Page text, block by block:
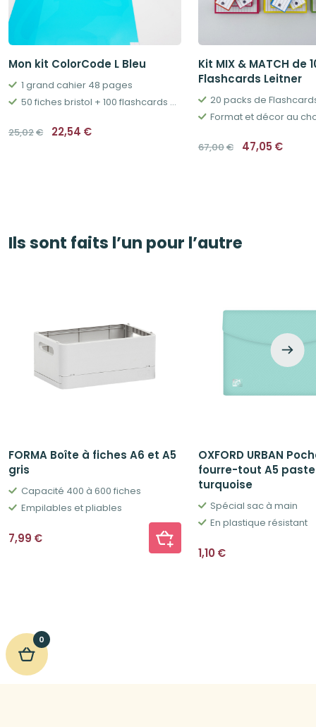
Mon kit ColorCode L Bleu
1 grand cahier 48 pages
50 fiches bristol + 100 flashcards + boîtes & accessoires
25,02€ Le
prix
22,54 €
Kit MIX & MATCH de
Flashcards Leitner
20 packs de
Format et décor au
67,00€ Le
prix
47,05 €
Ils sont faits l’un pour l’autre
FORMA Boîte à fiches A6 et A5
gris
Capacité 400 à 600 fiches
Empilables et pliables
7,99 €
OXFORD URBAN
fourre-tout A5
turquoise
Spécial sac à main
En plastique résistant
1,10 €
0